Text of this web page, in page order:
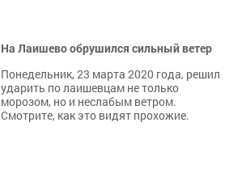
На Лаишево обрушился сильный ветер
Понедельник, 23 марта 2020 года, решил
ударить по лаишевцам не только
морозом, но и неслабым ветром.
Смотрите, как это видят прохожие.